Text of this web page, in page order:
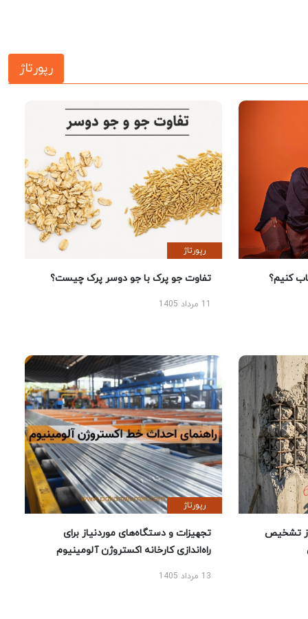
رپورتاژ
کنیم؟
رپورتاژ
تفاوت جو پرک با جو دوسر پرک چیست؟
تشخیص
رپورتاژ
تجهیزات و دستگاه‌های موردنیاز برای
راه‌اندازی کارخانه اکستروژن آلومینیوم
13 مرداد 1405